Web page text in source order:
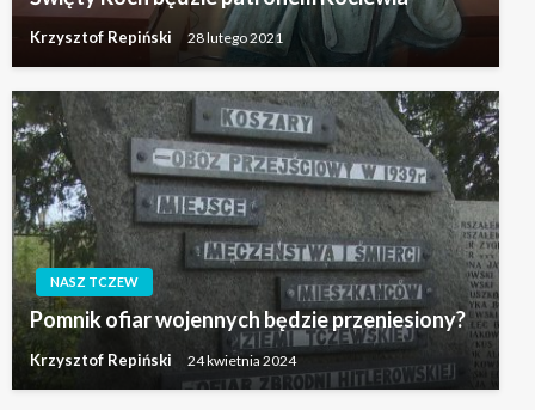
Krzysztof Repiński 28 lutego 2021
NASZ TCZEW
Pomnik ofiar wojennych będzie przeniesiony?
Krzysztof Repiński 24 kwietnia 2024